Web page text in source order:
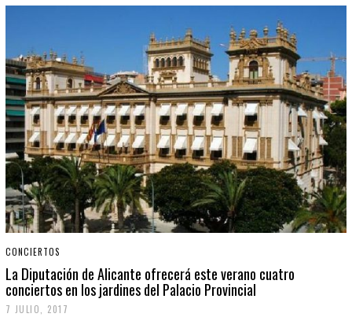
CONCIERTOS
La Diputación de Alicante ofrecerá este verano cuatro
conciertos en los jardines del Palacio Provincial
7 JULIO, 2017